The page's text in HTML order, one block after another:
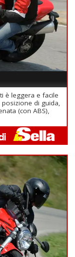
è leggera e facile
di guida,
(con ABS),